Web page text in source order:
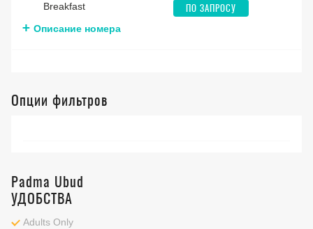
Breakfast
ПО ЗАПРОСУ
Описание номера
Опции фильтров
Padma Ubud
УДОБСТВА
Adults Only